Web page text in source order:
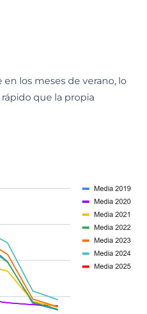
los meses de verano, lo
que la propia